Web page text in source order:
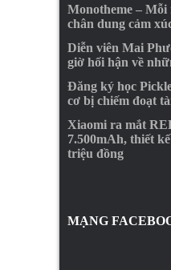
Monotheme –
chân dung cảm
Diễn viên Mai
giờ hối hận về
Đăng ký học
cơ bị chiếm đoạt
Xiaomi ra mắt
7.500mAh, thiết
triệu đồng
MẠNG